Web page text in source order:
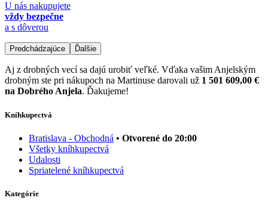
U nás nakupujete
vždy bezpečne
a s dôverou
Predchádzajúce Ďalšie
Aj z drobných vecí sa dajú urobiť veľké. Vďaka vašim Anjelským
drobným ste pri nákupoch na Martinuse darovali už 1 501 609,00 €
na Dobrého Anjela. Ďakujeme!
Kníhkupectvá
Bratislava - Obchodná • Otvorené do 20:00
Všetky kníhkupectvá
Udalosti
Spriatelené kníhkupectvá
Kategórie